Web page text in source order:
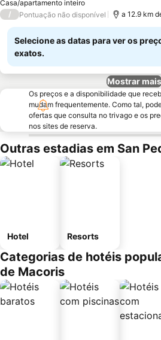
Casa/apartamento inteiro
Ver preços
/ Pontuação não disponível a 12.9 km
Selecione as datas para ver os
exatos.
Mostrar mais
Os preços e a disponibilidade que
mudam frequentemente. Como tal,
ofertas que consulta no trivago e os
nos sites de reserva.
Outras estadias em San
Hotel Resorts
Categorias de hotéis
de Macoris